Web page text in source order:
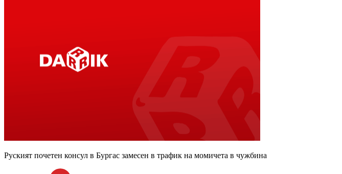
Руският почетен консул в Бургас замесен в трафик на момичета в чужбина